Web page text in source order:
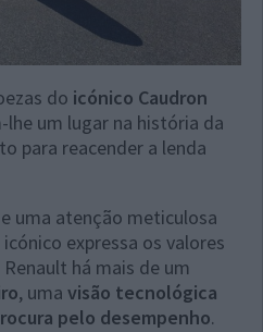
do icónico Caudron
um lugar na história da
para reacender a lenda
uma atenção meticulosa
expressa os valores
há mais de um
, uma visão tecnológica
pelo desempenho.